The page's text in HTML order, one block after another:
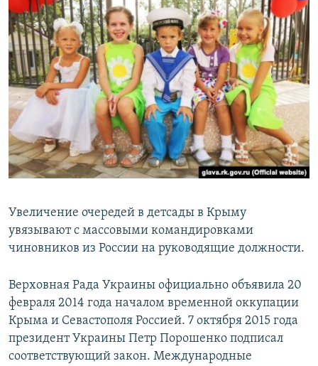
Увеличение очередей в детсады в Крыму
увязывают с массовыми командировками
чиновников из России на руководящие должности.
Верховная Рада Украины официально объявила 20
февраля 2014 года началом временной оккупации
Крыма и Севастополя Россией. 7 октября 2015 года
президент Украины Петр Порошенко подписал
соответствующий закон. Международные